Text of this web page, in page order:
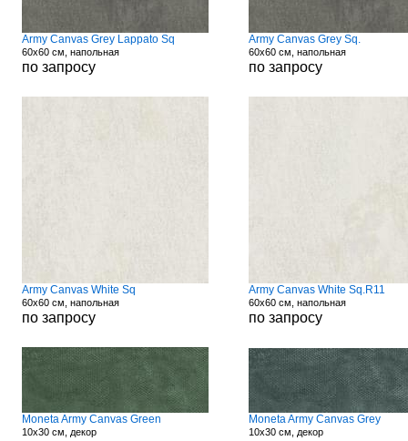
Army Canvas Grey Lappato Sq
60x60 см, напольная
по запросу
Army Canvas Grey Sq.
60x60 см, напольная
по запросу
Army Canvas White Sq
60x60 см, напольная
по запросу
Army Canvas White Sq.R11
60x60 см, напольная
по запросу
Moneta Army Canvas Green
10x30 см, декор
Moneta Army Canvas Grey
10x30 см, декор